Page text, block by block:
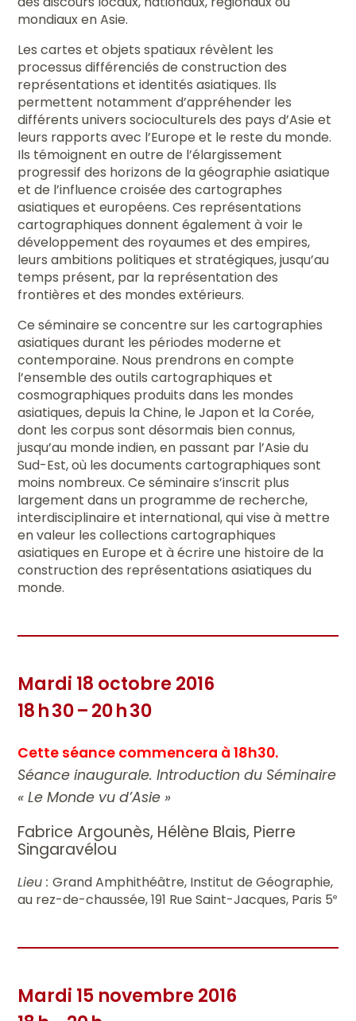
mondiaux en Asie.
Les cartes et objets spatiaux révèlent les
processus différenciés de construction des
représentations et identités asiatiques. Ils
permettent notamment d’appréhender les
différents univers socioculturels des pays d’Asie et
leurs rapports avec l’Europe et le reste du monde.
Ils témoignent en outre de l’élargissement
progressif des horizons de la géographie asiatique
et de l’influence croisée des cartographes
asiatiques et européens. Ces représentations
cartographiques donnent également à voir le
développement des royaumes et des empires,
leurs ambitions politiques et stratégiques, jusqu’au
temps présent, par la représentation des
frontières et des mondes extérieurs.
Ce séminaire se concentre sur les cartographies
asiatiques durant les périodes moderne et
contemporaine. Nous prendrons en compte
l’ensemble des outils cartographiques et
cosmographiques produits dans les mondes
asiatiques, depuis la Chine, le Japon et la Corée,
dont les corpus sont désormais bien connus,
jusqu’au monde indien, en passant par l’Asie du
Sud-Est, où les documents cartographiques sont
moins nombreux. Ce séminaire s’inscrit plus
largement dans un programme de recherche,
interdisciplinaire et international, qui vise à mettre
en valeur les collections cartographiques
asiatiques en Europe et à écrire une histoire de la
construction des représentations asiatiques du
monde.
Mardi 18 octobre 2016
18 h 30 – 20 h 30
Cette séance commencera à 18h30.
Séance inaugurale. Introduction du Séminaire
« Le Monde vu d’Asie »
Fabrice Argounès, Hélène Blais, Pierre
Singaravélou
Lieu :Grand Amphithéâtre, Institut de Géographie,
au rez-de-chaussée, 191 Rue Saint-Jacques, Paris 5e
Mardi 15 novembre 2016